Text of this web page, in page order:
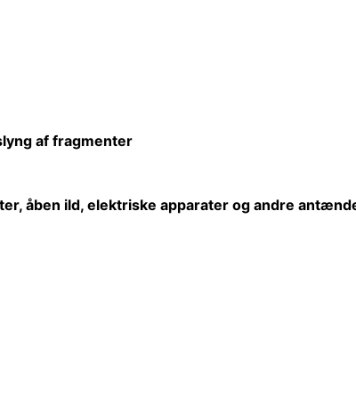
af fragmenter
åben ild, elektriske apparater og andre